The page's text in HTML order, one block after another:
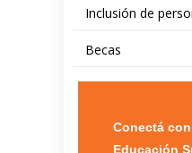
Inclusión de
Becas
Conectá
Educación